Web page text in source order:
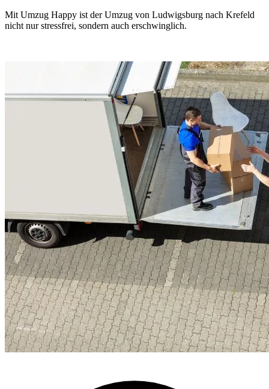
Mit Umzug Happy ist der Umzug von Ludwigsburg nach Krefeld
nicht nur stressfrei, sondern auch erschwinglich.